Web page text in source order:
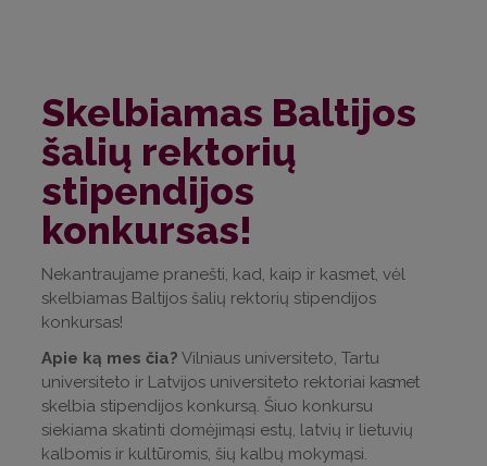
Skelbiamas Baltijos
šalių rektorių
stipendijos
konkursas!
Nekantraujame pranešti, kad, kaip ir kasmet, vėl
skelbiamas Baltijos šalių rektorių stipendijos
konkursas!
Apie ką mes čia? Vilniaus universiteto, Tartu
universiteto ir Latvijos universiteto rektoriai kasmet
skelbia stipendijos konkursą. Šiuo konkursu
siekiama skatinti domėjimąsi estų, latvių ir lietuvių
kalbomis ir kultūromis, šių kalbų mokymąsi.